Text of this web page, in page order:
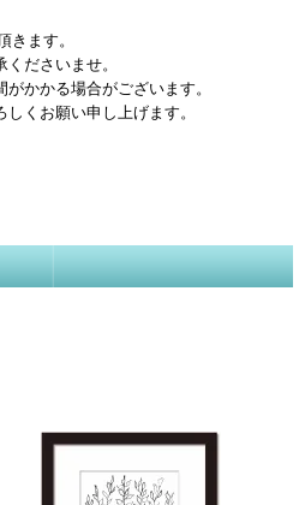
きます。
ださいませ。
かかる場合がございます。
くお願い申し上げます。